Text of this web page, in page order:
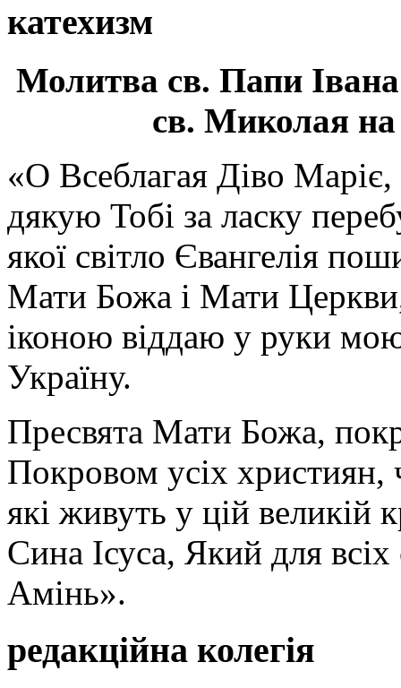
катехизм
Молитва св. Папи
св. Миколая на
«О Всеблагая Діво
дякую Тобі за ласку
якої світло Євангелія
Мати Божа і Мати
іконою віддаю у руки
Україну.
Пресвята Мати Божа,
Покровом усіх християн,
які живуть у цій великій
Сина Ісуса, Який для
Амінь».
редакційна колегія